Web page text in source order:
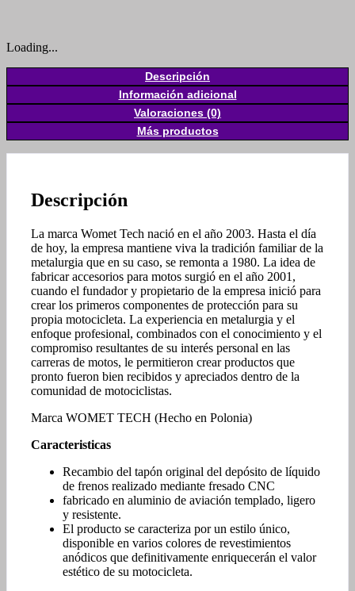
Loading...
Descripción
Información adicional
Valoraciones (0)
Más productos
Descripción
La marca Womet Tech nació en el año 2003. Hasta el día
de hoy, la empresa mantiene viva la tradición familiar de la
metalurgia que en su caso, se remonta a 1980. La idea de
fabricar accesorios para motos surgió en el año 2001,
cuando el fundador y propietario de la empresa inició para
crear los primeros componentes de protección para su
propia motocicleta. La experiencia en metalurgia y el
enfoque profesional, combinados con el conocimiento y el
compromiso resultantes de su interés personal en las
carreras de motos, le permitieron crear productos que
pronto fueron bien recibidos y apreciados dentro de la
comunidad de motociclistas.
Marca WOMET TECH (Hecho en Polonia)
Caracteristicas
Recambio del tapón original del depósito de líquido
de frenos realizado mediante fresado CNC
fabricado en aluminio de aviación templado, ligero
y resistente.
El producto se caracteriza por un estilo único,
disponible en varios colores de revestimientos
anódicos que definitivamente enriquecerán el valor
estético de su motocicleta.